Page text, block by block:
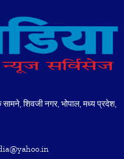
शिवजी नगर, भोपाल, मध्य प्रदेश,